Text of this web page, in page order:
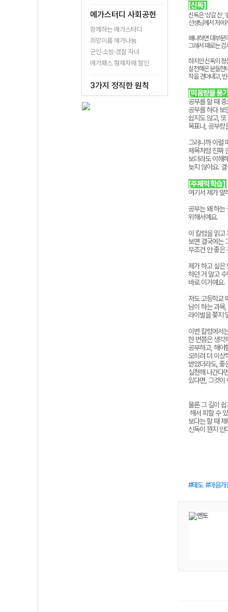
메가스터디 사회공헌
함께하는 메가스터디
희망이룸 메가나눔
군인·소방·경찰 자녀
메가패스 형제자매 할인
3가지 정직한 원칙
[신독]
신독은 ‘삼갈 신
선생님께서 저에
왜냐하면 대부분
그래서 때로는 감
하지만신독의 정
실천해온분들한
작을 견뎌내고,
[미움받을 용기
공부를 할 때
공부를 하다 보
쉽지도 않고,
목표나, 공부량
그러니까 이럴
제목처럼 진짜
보더라도 이해
늦지 않아요.
[주체적 학습]
여기서 제가 말
공부는 왜 하는
위해서예요.
이 칼럼을 읽고
보면 결국에는
무조건 안 좋은
제가 하고 싶은
하던 거 말고 수
바로 이거예요.
저도 고등학교
남이 하는 과목
라이벌을 쫓지
이번 칼럼에서
한 번쯤은 생각
공부하고, 해야
오히려 더 이상
받았더라도, 좋
실천해 나간다
있다면, 그것이
물론 그 길이 쉽
해서 피할 수
보다는할 때 제
신독이 뭔지 안
태도 마음가